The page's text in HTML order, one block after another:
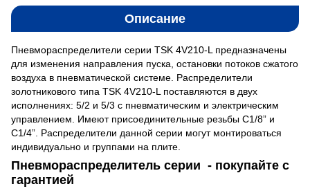
Описание
Пневмораспределители серии TSK 4V210-L предназначены
для изменения направления пуска, остановки потоков сжатого
воздуха в пневматической системе. Распределители
золотникового типа TSK 4V210-L поставляются в двух
исполнениях: 5/2 и 5/3 с пневматическим и электрическим
управлением. Имеют присоединительные резьбы С1/8” и
С1/4”. Распределители данной серии могут монтироваться
индивидуально и группами на плите.
Пневмораспределитель серии - покупайте с
гарантией